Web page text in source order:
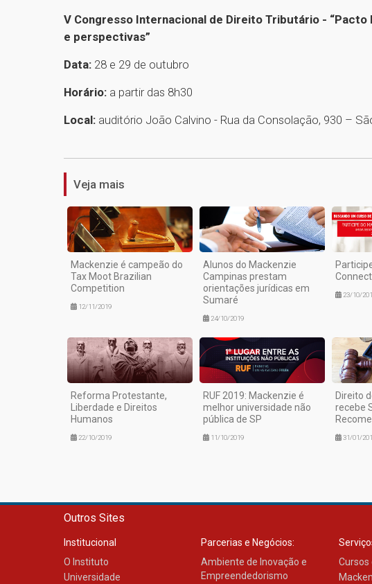
V Congresso Internacional de Direito Tributário -
e perspectivas”
Data: 28 e 29 de outubro
Horário: a partir das 8h30
Local: auditório João Calvino - Rua da Consolação, 930 –
1
Veja mais
Mackenzie é campeão do
Tax Moot Brazilian
Competition
12/11/2019
Alunos do Mackenzie
Campinas prestam
orientações jurídicas em
Sumaré
24/10/2019
Connect
23/10/
Reforma Protestante,
Liberdade e Direitos
Humanos
22/10/2019
RUF 2019: Mackenzie é
melhor universidade não
pública de SP
11/10/2019
Direito
recebe
31/01/
Outros Sites
Institucional
O Instituto
Universidade
Parcerias e Negócios:
Ambiente de Inovação e
Empreendedorismo
Cursos